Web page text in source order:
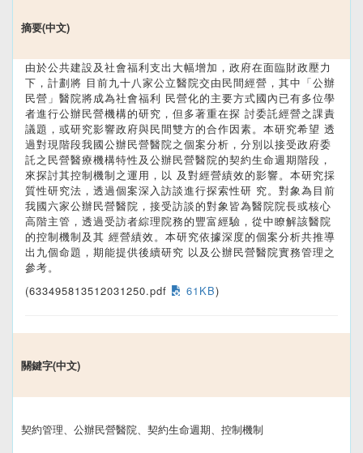
摘要(中文)
由於公共建設及社會福利支出大幅增加，政府在面臨財政壓力
下，計劃將 目前九十八家公立醫院交由民間經營，其中「公辦
民營」醫院將成為社會福利 民營化的主要方式國內已有多位學
者進行公辦民營機構的研究，但多著重在探 討委託經營之課責
議題，或研究影響政府與民間雙方的合作因素。本研究希望 透
過對現階段我國公辦民營醫院之個案分析，分別以接受政府委
託之民營醫療機構特性及公辦民營醫院的契約生命週期階段，
來探討其控制機制之運用，以 及對經營績效的影響。本研究採
質性研究法，透過個案深入訪談進行探索性研 究。對象為目前
我國六家公辦民營醫院，接受訪談的對象皆為醫院院長或核心
高階主管，透過受訪者綜理院務的豐富經驗，從中瞭解該醫院
的控制機制及其 經營績效。本研究依據深度的個案分析共推導
出九個命題，期能提供後續研究 以及公辦民營醫院實務管理之
參考。
(633495813512031250.pdf
61KB)
關鍵字(中文)
契約管理、公辦民營醫院、契約生命週期、控制機制